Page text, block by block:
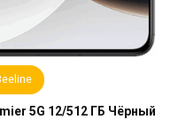
5G 12/512 ГБ Чёрный